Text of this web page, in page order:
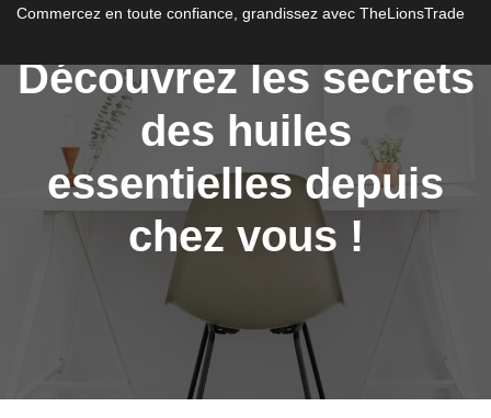
Commercez en toute confiance, grandissez avec TheLionsTrade
aromathérapie :
Découvrez les secrets
des huiles
essentielles depuis
chez vous !